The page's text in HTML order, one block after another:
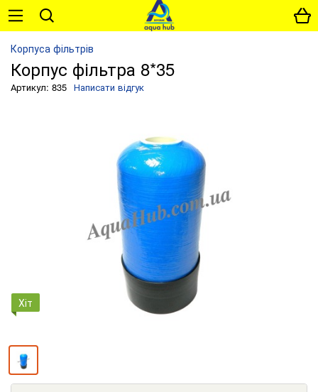
Корпуса фільтрів
Корпус фільтра 8*35
Артикул: 835 Написати відгук
Хіт